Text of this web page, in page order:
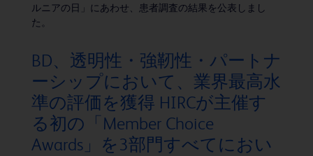
ルニアの日」にあわせ、患者調査の結果を公表しまし
た。
BD、透明性・強靭性・パートナ
ーシップにおいて、業界最高水
準の評価を獲得 HIRCが主催す
る初の「Member Choice
Awards」を3部門すべてにおい